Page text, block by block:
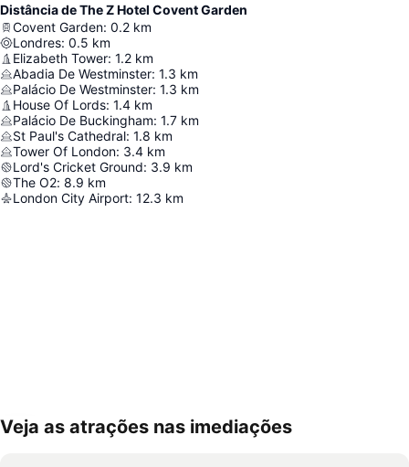
Distância de The Z Hotel Covent Garden
Covent Garden: 0.2 km
Londres: 0.5 km
Elizabeth Tower: 1.2 km
Abadia De Westminster: 1.3 km
Palácio De Westminster: 1.3 km
House Of Lords: 1.4 km
Palácio De Buckingham: 1.7 km
St Paul's Cathedral: 1.8 km
Tower Of London: 3.4 km
Lord's Cricket Ground: 3.9 km
The O2: 8.9 km
London City Airport: 12.3 km
Ampliar mapa
Veja as atrações nas imediações